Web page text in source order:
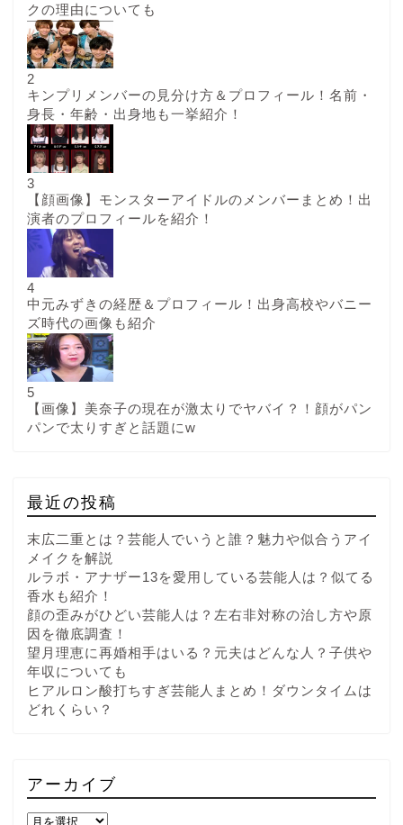
クの理由についても
2
キンプリメンバーの見分け方＆プロフィール！名前・
身長・年齢・出身地も一挙紹介！
3
【顔画像】モンスターアイドルのメンバーまとめ！出
演者のプロフィールを紹介！
4
中元みずきの経歴＆プロフィール！出身高校やバニー
ズ時代の画像も紹介
5
【画像】美奈子の現在が激太りでヤバイ？！顔がパン
パンで太りすぎと話題にw
最近の投稿
末広二重とは？芸能人でいうと誰？魅力や似合うアイ
メイクを解説
ルラボ・アナザー13を愛用している芸能人は？似てる
香水も紹介！
顔の歪みがひどい芸能人は？左右非対称の治し方や原
因を徹底調査！
望月理恵に再婚相手はいる？元夫はどんな人？子供や
年収についても
ヒアルロン酸打ちすぎ芸能人まとめ！ダウンタイムは
どれくらい？
アーカイブ